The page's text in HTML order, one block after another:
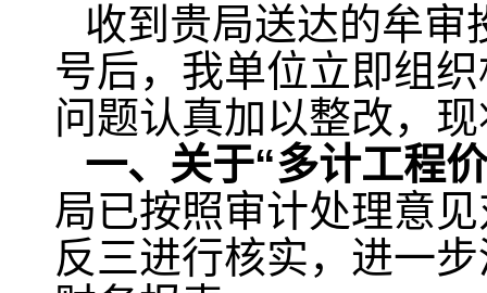
收到贵局送达的牟审
号后，我单位立即组
问题认真加以整改，
一、关于“多计工程
局已按照审计处理意
反三进行核实，进一